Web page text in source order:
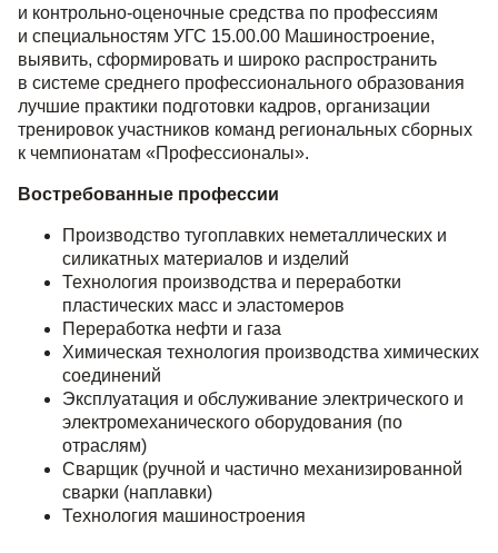
и контрольно-оценочные средства по профессиям
и специальностям УГС 15.00.00 Машиностроение,
выявить, сформировать и широко распространить
в системе среднего профессионального образования
лучшие практики подготовки кадров, организации
тренировок участников команд региональных сборных
к чемпионатам «Профессионалы».
Востребованные профессии
Производство тугоплавких неметаллических и
силикатных материалов и изделий
Технология производства и переработки
пластических масс и эластомеров
Переработка нефти и газа
Химическая технология производства химических
соединений
Эксплуатация и обслуживание электрического и
электромеханического оборудования (по
отраслям)
Сварщик (ручной и частично механизированной
сварки (наплавки)
Технология машиностроения